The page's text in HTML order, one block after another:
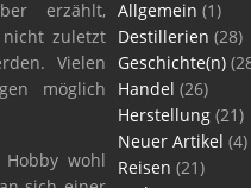
erzählt,
zuletzt
Vielen
möglich
wohl
Allgemein (1)
Destillerien (28)
Geschichte(n)
Handel (26)
Herstellung(21)
Neuer Artikel (4)
Reisen (21)